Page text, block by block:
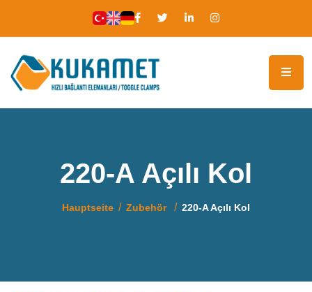
220-A Açılı Kol
Hauptseite Zubehör 220-A Açılı Kol